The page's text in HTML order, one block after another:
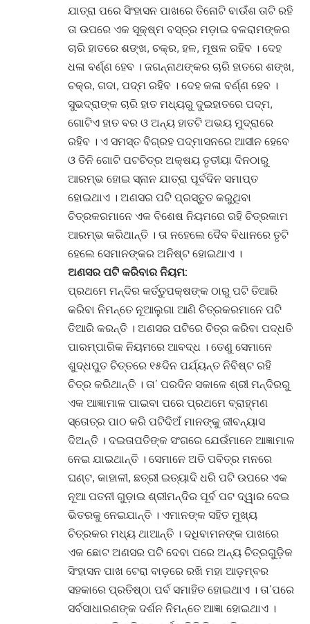
ଯାତ୍ରା ପରେ ସିଂହାସନ ପାଖରେ ତିନୋଟି ବାଉଁଶ ତାଟି ରହି
ତା ଉପରେ ଏକ ସୂକ୍ଷ୍ମ ବସ୍ତ୍ର ମଡ଼ାଇ ବଳରାମଙ୍କର
ଚାରି ହାତରେ ଶଙ୍ଖ, ଚକ୍ର, ହଳ, ମୂଷଳ ରହିବ । ଦେହ
ଧଳା ବର୍ଣ୍ଣ ହେବ । ଜଗନ୍ନାଥଙ୍କର ଚାରି ହାତରେ ଶଙ୍ଖ,
ଚକ୍ର, ଗଦା, ପଦ୍ମ ରହିବ । ଦେହ କଳା ବର୍ଣ୍ଣ ହେବ ।
ସୁଭଦ୍ରାଙ୍କ ଚାରି ହାତ ମଧ୍ୟରୁ ଦୁଇହାତରେ ପଦ୍ମ,
ଗୋଟିଏ ହାତ ବର ଓ ଅନ୍ୟ ହାତଟି ଅଭୟ ମୁଦ୍ରାରେ
ରହିବ । ଏ ସମସ୍ତ ବିଗ୍ରହ ପଦ୍ମାସନରେ ଆସୀନ ହେବେ
ଓ ତିନି ଗୋଟି ପଟଚିତ୍ର ଅକ୍ଷୟ ତୃତୀୟା ଦିନଠାରୁ
ଆରମ୍ଭ ହୋଇ ସ୍ନାନ ଯାତ୍ରା ପୂର୍ବଦିନ ସମାପ୍ତ
ହୋଇଥାଏ । ଅଣସର ପଟି ପ୍ରସ୍ତୁତ କରୁଥିବା
ଚିତ୍ରକରମାନେ ଏକ ବିଶେଷ ନିୟମରେ ରହି ଚିତ୍ରକାମ
ଆରମ୍ଭ କରିଥାନ୍ତି । ତା ନହେଲେ ଦୈବ ବିଧାନରେ ତୃଟି
ହେଲେ ସେମାନଙ୍କର ଅନିଷ୍ଟ ହୋଇଥାଏ ।
ଅଣସର ପଟି କରିବାର ନିୟମ:
ପ୍ରଥମେ ମନ୍ଦିର କର୍ତ୍ତୁପକ୍ଷଙ୍କ ଠାରୁ ପଟି ତିଆରି
କରିବା ନିମନ୍ତେ ନୂଆଲୁଗା ଆଣି ଚିତ୍ରକରମାନେ ପଟି
ତିଆରି କରନ୍ତି । ଅଣସର ପଟିରେ ଚିତ୍ର କରିବା ପଦ୍ଧତି
ପାରମ୍ପାରିକ ନିୟମରେ ଆବଦ୍ଧ । ତେଣୁ ସେମାନେ
ଶୁଦ୍ଧପୁତ ଚିତ୍ତରେ ୧୫ଦିନ ପର୍ଯ୍ୟନ୍ତ ନିବିଷ୍ଟ ରହି
ଚିତ୍ର କରିଥାନ୍ତି । ତା’ ପରଦିନ ସକାଳେ ଶ୍ରୀ ମନ୍ଦିରରୁ
ଏକ ଆଜ୍ଞାମାଳ ପାଇବା ପରେ ପ୍ରଥମେ ବ୍ରାହ୍ମଣ
ସ୍ତୋତ୍ର ପାଠ କରି ପଟିଦିଅଁ ମାନଙ୍କୁ ଜୀବନ୍ୟାସ
ଦିଅନ୍ତି । ଦଇତାପତିଙ୍କ ସଂଗରେ ଯେଉଁମାନେ ଆଜ୍ଞାମାଳ
ନେଇ ଯାଇଥାନ୍ତି । ସେମାନେ ଅତି ପବିତ୍ର ମନରେ
ଘଣ୍ଟ, କାହାଳୀ, ଛତ୍ରୀ ଇତ୍ୟାଦି ଧରି ପଟି ଉପରେ ଏକ
ନୂଆ ପତନୀ ଗୁଡ଼ାଇ ଶ୍ରୀମନ୍ଦିର ପୂର୍ବ ପଟ ଦ୍ୱାର ଦେଇ
ଭିତରକୁ ନେଇଯାନ୍ତି । ଏମାନଙ୍କ ସହିତ ମୁଖ୍ୟ
ଚିତ୍ରକର ମଧ୍ୟ ଥାଆନ୍ତି । ଦଧିବାମନଙ୍କ ପାଖରେ
ଏକ ଛୋଟ ଅଣସର ପଟି ଦେବା ପରେ ଅନ୍ୟ ଚିତ୍ରଗୁଡ଼ିକ
ସିଂହାସନ ପାଖ ଟେରା ବାଡ଼ରେ ରଖି ମହା ଆଡ଼ମ୍ବର
ସହକାରେ ପ୍ରତିଷ୍ଠା ପର୍ବ ସମାହିତ ହୋଇଥାଏ । ତା’ପରେ
ସର୍ବସାଧାରଣଙ୍କ ଦର୍ଶନ ନିମନ୍ତେ ଆଜ୍ଞା ହୋଇଥାଏ ।